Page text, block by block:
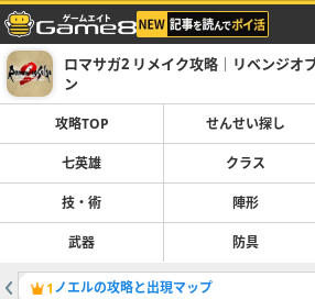
ロマサガ2 リメイク攻略｜リベンジオ
ン
攻略TOP せんせい探し
七英雄 クラス
技・術 陣形
武器 防具
1ノエルの攻略と出現マップ